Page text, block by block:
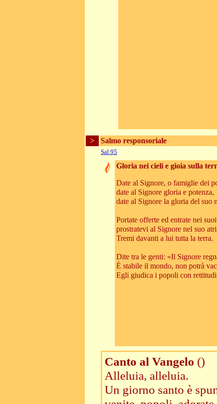
> Salmo responsoriale
Sal 95
Gloria nei cieli e gioia sulla
Date al Signore, o famiglie dei
date al Signore gloria e potenza,
date al Signore la gloria del suo
Portate offerte ed entrate nei
prostratevi al Signore nel suo
Tremi davanti a lui tutta la terra.
Dite tra le genti: «Il Signore
È stabile il mondo, non potrà
Egli giudica i popoli con
Canto al Vangelo ()
Alleluia, alleluia.
Un giorno santo è